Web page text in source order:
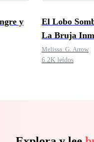
y
El Lobo
La Bruja
Melissa. G. Arrow
6.2K leídos